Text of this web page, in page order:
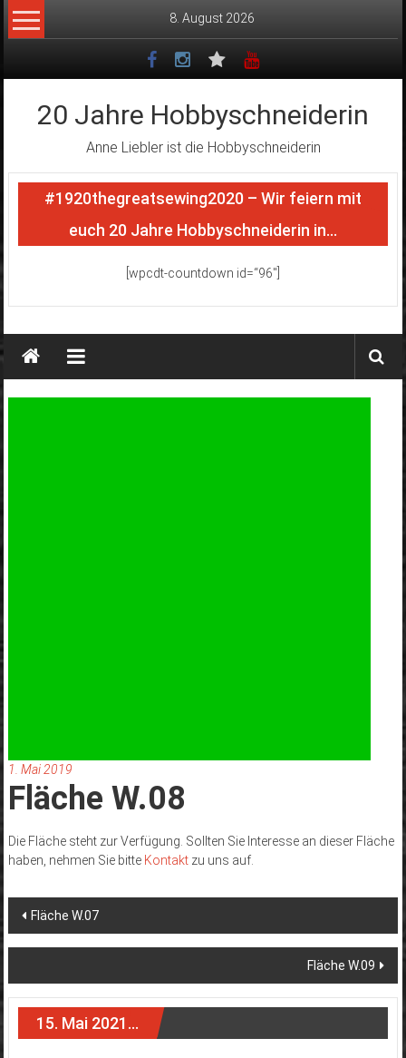
Zum
Inhalt
8. August 2026
20 Jahre Hobbyschneiderin
Anne Liebler ist die Hobbyschneiderin
#1920thegreatsewing2020 – Wir feiern mit
euch 20 Jahre Hobbyschneiderin in…
[wpcdt-countdown id=“96″]
1. Mai 2019
Fläche W.08
Die Fläche steht zur Verfügung. Sollten Sie Interesse an dieser Fläche
haben, nehmen Sie bitte Kontaktzu uns auf.
Beitragsnavigation
Fläche W.07
Fläche W.09
15. Mai 2021…